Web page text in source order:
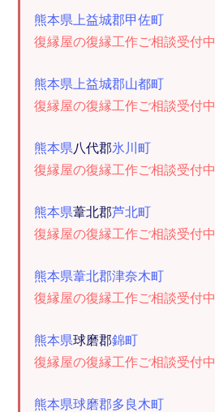
熊本県上益城郡甲佐町
復縁屋の復縁工作ご相談受付中
熊本県上益城郡山都町
復縁屋の復縁工作ご相談受付中
熊本県八代郡氷川町
復縁屋の復縁工作ご相談受付中
熊本県葦北郡芦北町
復縁屋の復縁工作ご相談受付中
熊本県葦北郡津奈木町
復縁屋の復縁工作ご相談受付中
熊本県球磨郡錦町
復縁屋の復縁工作ご相談受付中
熊本県球磨郡多良木町